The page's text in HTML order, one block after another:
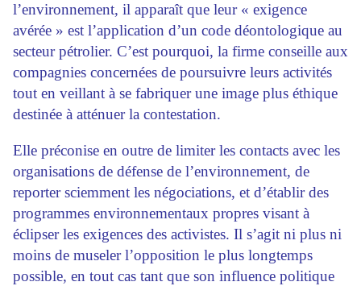
l’environnement, il apparaît que leur « exigence
avérée » est l’application d’un code déontologique au
secteur pétrolier. C’est pourquoi, la firme conseille aux
compagnies concernées de poursuivre leurs activités
tout en veillant à se fabriquer une image plus éthique
destinée à atténuer la contestation.
Elle préconise en outre de limiter les contacts avec les
organisations de défense de l’environnement, de
reporter sciemment les négociations, et d’établir des
programmes environnementaux propres visant à
éclipser les exigences des activistes. Il s’agit ni plus ni
moins de museler l’opposition le plus longtemps
possible, en tout cas tant que son influence politique